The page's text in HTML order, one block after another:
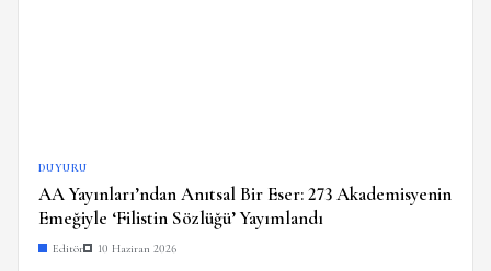
DUYURU
AA Yayınları’ndan Anıtsal Bir Eser: 273 Akademisyenin
Emeğiyle ‘Filistin Sözlüğü’ Yayımlandı
Editör 10 Haziran 2026